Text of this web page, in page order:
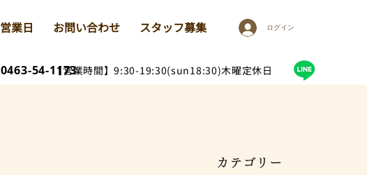
0463-54-1173【営業時間】9:30-19:30(sun18:30)木曜定休日
営業日 お問い合わせ スタッフ募集 ログイン
カテゴリー